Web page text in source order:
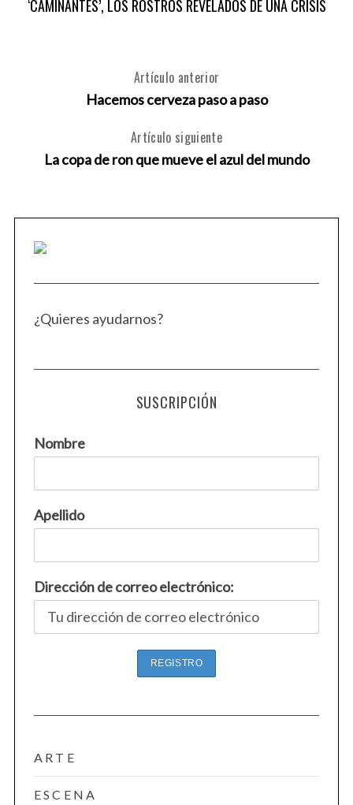
‘CAMINANTES’, LOS ROSTROS REVELADOS DE UNA CRISIS
Artículo anterior
Hacemos cerveza paso a paso
Artículo siguiente
La copa de ron que mueve el azul del mundo
¿Quieres ayudarnos?
SUSCRIPCIÓN
Nombre
Apellido
Dirección de correo electrónico:
ARTE
ESCENA